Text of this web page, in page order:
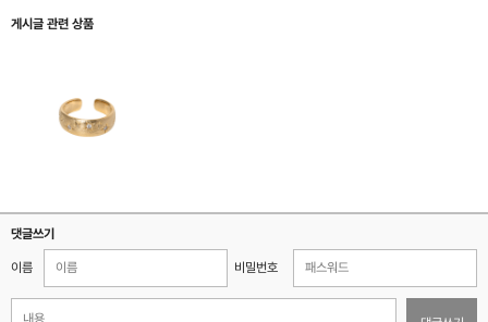
게시글 관련 상품
댓글쓰기
이름 비밀번호